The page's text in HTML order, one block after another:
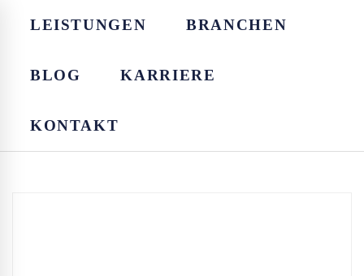
LEISTUNGEN BRANCHEN
BLOG KARRIERE
KONTAKT